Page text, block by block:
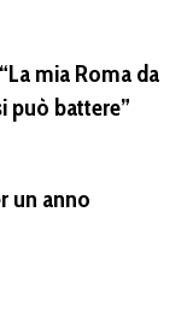
mia Roma da
può battere”
un anno